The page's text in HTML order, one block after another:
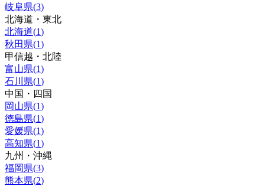
岐阜県(3)
北海道・東北
北海道(1)
秋田県(1)
甲信越・北陸
富山県(1)
石川県(1)
中国・四国
岡山県(1)
徳島県(1)
愛媛県(1)
高知県(1)
九州・沖縄
福岡県(3)
熊本県(2)